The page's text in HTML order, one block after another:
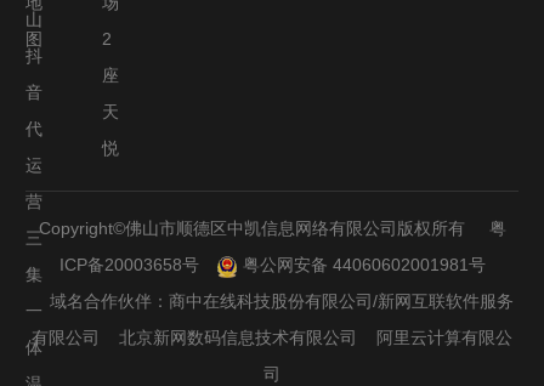
图
2
座
天
悦
山
抖
音
代
运
营
三
集
一
体
Copyright©佛山市顺德区中凯信息网络有限公司 版权所有 粤
ICP备20003658号
粤公网安备 44060602001981号
域名合作伙伴：商中在线科技股份有限公司/新网互联软件服务
有限公司 北京新网数码信息技术有限公司 阿里云计算有限公
司